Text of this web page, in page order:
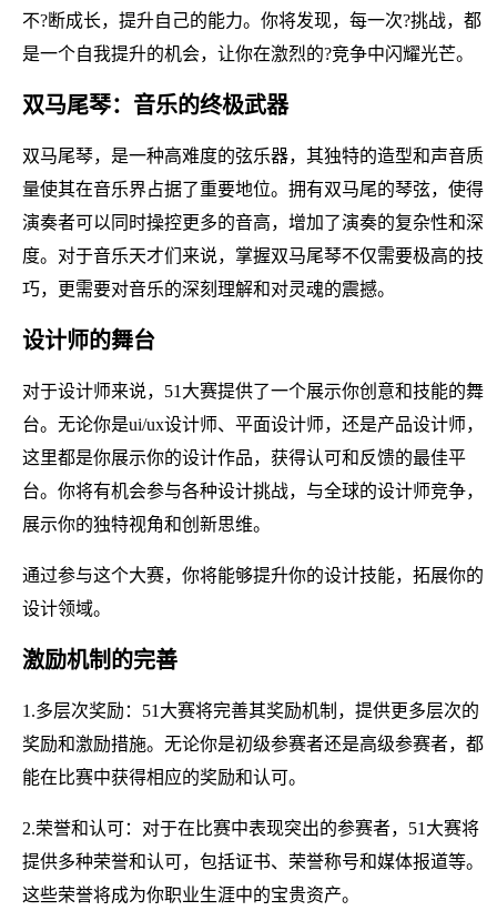
不?断成长，提升自己的能力。你将发现，每一次?挑战，都
是一个自我提升的机会，让你在激烈的?竞争中闪耀光芒。
双马尾琴：音乐的终极武器
双马尾琴，是一种高难度的弦乐器，其独特的造型和声音质
量使其在音乐界占据了重要地位。拥有双马尾的琴弦，使得
演奏者可以同时操控更多的音高，增加了演奏的复杂性和深
度。对于音乐天才们来说，掌握双马尾琴不仅需要极高的技
巧，更需要对音乐的深刻理解和对灵魂的震撼。
设计师的舞台
对于设计师来说，51大赛提供了一个展示你创意和技能的舞
台。无论你是ui/ux设计师、平面设计师，还是产品设计师，
这里都是你展示你的设计作品，获得认可和反馈的最佳平
台。你将有机会参与各种设计挑战，与全球的设计师竞争，
展示你的独特视角和创新思维。
通过参与这个大赛，你将能够提升你的设计技能，拓展你的
设计领域。
激励机制的完善
1.多层次奖励：51大赛将完善其奖励机制，提供更多层次的
奖励和激励措施。无论你是初级参赛者还是高级参赛者，都
能在比赛中获得相应的奖励和认可。
2.荣誉和认可：对于在比赛中表现突出的参赛者，51大赛将
提供多种荣誉和认可，包括证书、荣誉称号和媒体报道等。
这些荣誉将成为你职业生涯中的宝贵资产。